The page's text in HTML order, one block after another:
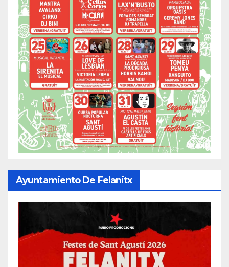
Ayuntamiento De Felanitx